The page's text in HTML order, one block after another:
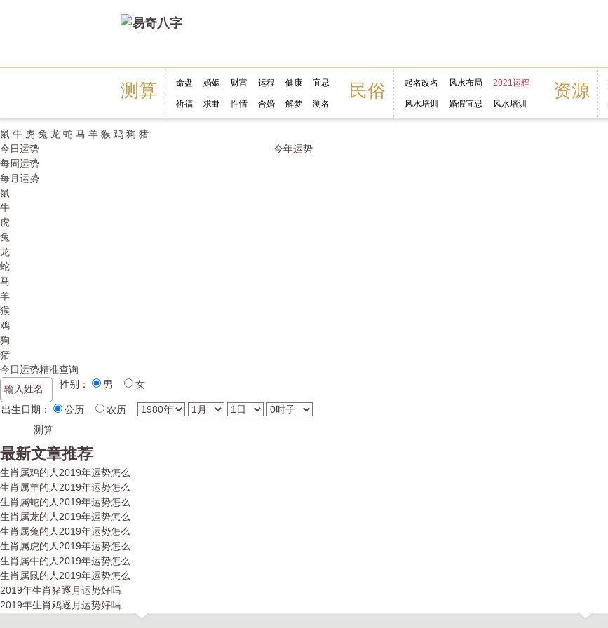
测算 命盘 婚姻 财富 运程 健康 宜忌
祈福 求卦 性情 合婚 解梦 测名
民俗 起名改名 风水布局 2021运程
风水培训 婚假宜忌 风水培训
资源
鼠 牛 虎 兔 龙 蛇 马 羊 猴 鸡 狗 猪
今日运势
每周运势
每月运势
今年运势
鼠
牛
虎
兔
龙
蛇
马
羊
猴
鸡
狗
猪
今日运势精准查询
性别：
男 女
出生日期： 公历 农历
最新文章推荐
生肖属鸡的人2019年运势怎么
生肖属羊的人2019年运势怎么
生肖属蛇的人2019年运势怎么
生肖属龙的人2019年运势怎么
生肖属兔的人2019年运势怎么
生肖属虎的人2019年运势怎么
生肖属牛的人2019年运势怎么
生肖属鼠的人2019年运势怎么
2019年生肖猪逐月运势好吗
2019年生肖鸡逐月运势好吗